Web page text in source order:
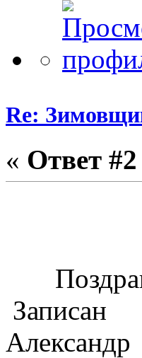
Re:
« Ответ
Записан
Александр